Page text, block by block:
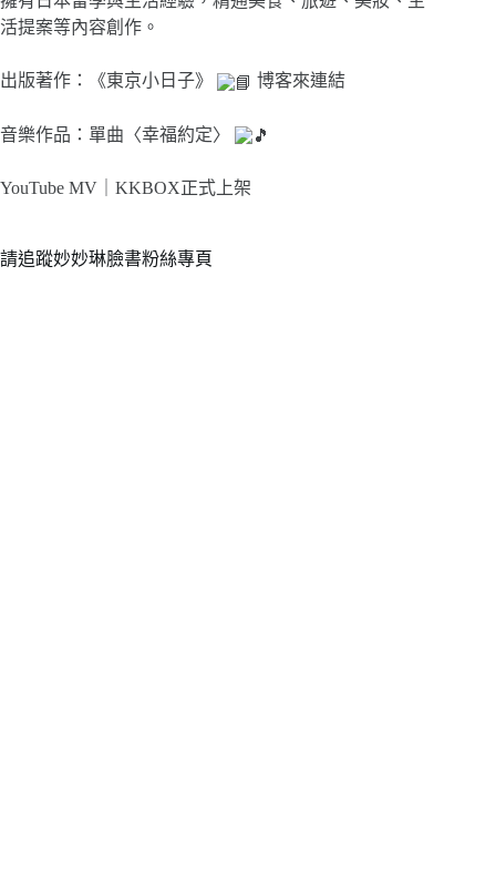
活提案等內容創作。
出版著作：《東京小日子》 博客來連結
音樂作品：單曲〈幸福約定〉
YouTube MV｜ KKBOX正式上架
請追蹤妙妙琳臉書粉絲專頁